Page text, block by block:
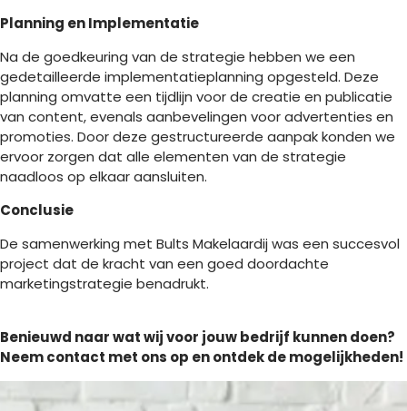
Planning en Implementatie
Na de goedkeuring van de strategie hebben we een
gedetailleerde implementatieplanning opgesteld. Deze
planning omvatte een tijdlijn voor de creatie en publicatie
van content, evenals aanbevelingen voor advertenties en
promoties. Door deze gestructureerde aanpak konden we
ervoor zorgen dat alle elementen van de strategie
naadloos op elkaar aansluiten.
Conclusie
De samenwerking met Bults Makelaardij was een succesvol
project dat de kracht van een goed doordachte
marketingstrategie benadrukt.
Benieuwd naar wat wij voor jouw bedrijf kunnen doen?
Neem contact met ons op en ontdek de mogelijkheden!